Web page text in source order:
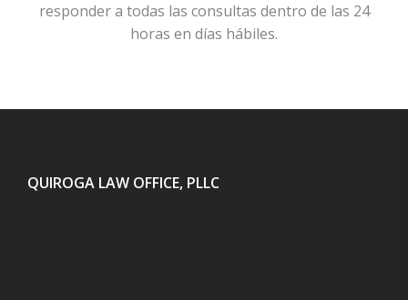
responder a todas las consultas dentro de las 24
horas en días hábiles.
QUIROGA LAW OFFICE, PLLC